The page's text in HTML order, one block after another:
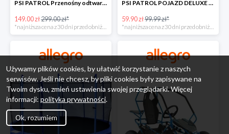
PSI PATROL Przenośny odtwarzacz CD Karaoke PAW -50%
149.00 zł299.00 zł*
*najniższa cena z 30 dni przed obniżką
PSI PATROL POJAZD DELUXE FIGURKA CHASE MIGHTY PUPS -40%
59.90 zł99.99 zł*
*najniższa cena z 30 dni przed obniżką
Używamy plików cookies, by ułatwić korzystanie z naszych
serwisów. Jeśli nie chcesz, by pliki cookies były zapisywane na
Twoim dysku, zmień ustawienia swojej przeglądarki. Więcej
informacji: polityka prywatności.
Ok, rozumiem